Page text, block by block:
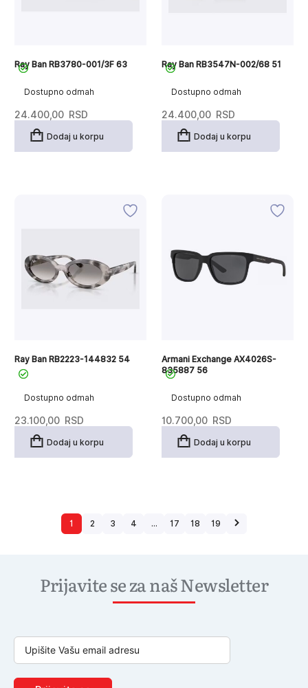
Dostupno odmah
Ray Ban RB3780-001/3F 63
24.400,00 RSD
Dodaj u korpu
Dostupno odmah
Ray Ban RB3547N-002/68 51
24.400,00 RSD
Dodaj u korpu
Dostupno odmah
Ray Ban RB2223-144832 54
23.100,00 RSD
Dodaj u korpu
Dostupno odmah
Armani Exchange AX4026S-
835887 56
10.700,00 RSD
Dodaj u korpu
1 2 3 4 … 17 18 19
Prijavite se za naš Newsletter